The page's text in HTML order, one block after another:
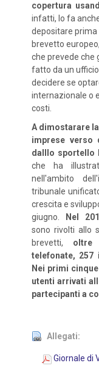
copertura
infatti, lo fa
depositare prima
brevetto
che prevede che
fatto da un
decidere se
internazionale o
costi.
A dimostarare
imprese
dalllo sportello
che ha
nell'ambito
tribunale
crescita e
giugno.
Nel
sono rivolti allo
brevetti,
telefonate, 257
Nei primi
utenti arrivati
partecipanti a
Allegati:
Giornale di